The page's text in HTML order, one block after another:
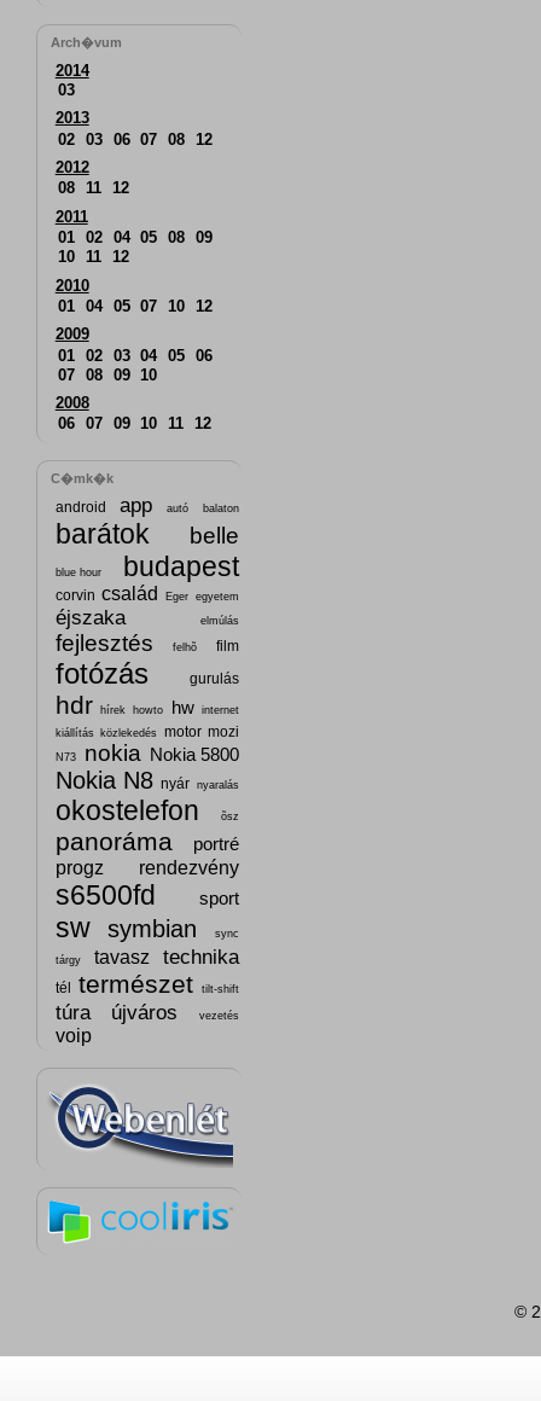
Arch�vum
2014
03
2013
02 03 06 07 08
12
2012
08 11
12
2011
01 02 04 05 08 09
10 11
12
2010
01 04 05 07 10 12
2009
01 02 03 04 05 06
07 08 09
10
2008
06 07 09 10 11 12
C�mk�k
android app autó balaton
barátok belle
blue hour budapest
corvin család Eger egyetem
éjszaka elmúlás
fejlesztés felhõ film
fotózás gurulás
hdr hírek howto hw
internet
kiállítás
közlekedés motor mozi
N73 nokia Nokia 5800
Nokia N8 nyár nyaralás
okostelefon õsz
panoráma portré
progz rendezvény
s6500fd sport
sw symbian sync
tárgy tavasz technika
tél természet tilt-shift
túra újváros vezetés
voip
©